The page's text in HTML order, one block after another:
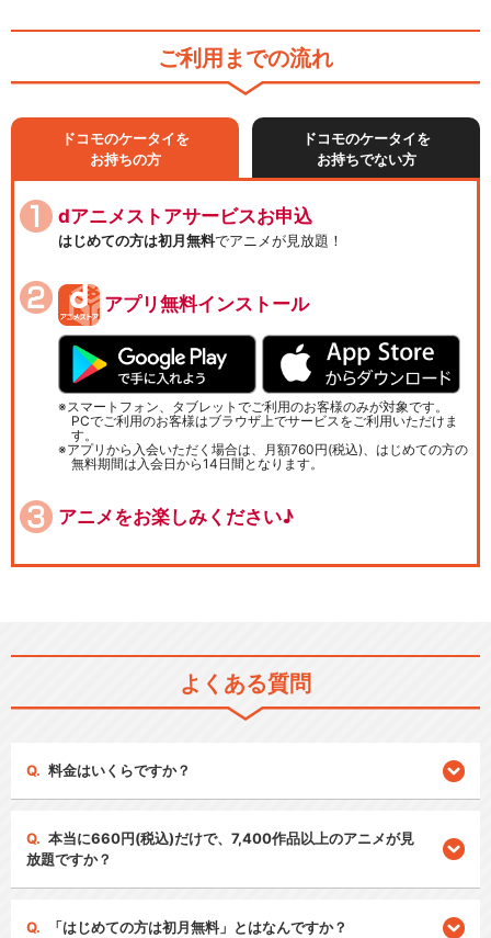
ご利用までの流れ
ドコモのケータイを
お持ちの方
ドコモのケータイを
お持ちでない方
dアニメストアサービスお申込
はじめての方は初月無料でアニメが見放題！
アプリ無料インストール
スマートフォン、タブレットでご利用のお客様のみが対象です。
PCでご利用のお客様はブラウザ上でサービスをご利用いただけま
す。
アプリから入会いただく場合は、月額760円(税込)、はじめての方の
無料期間は入会日から14日間となります。
アニメをお楽しみください♪
よくある質問
料金はいくらですか？
本当に660円(税込)だけで、7,400作品以上のアニメが見
放題ですか？
「はじめての方は初月無料」とはなんですか？